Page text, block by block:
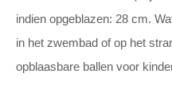
indien opgeblazen: 28 cm.
in het zwembad of op het
opblaasbare ballen voor